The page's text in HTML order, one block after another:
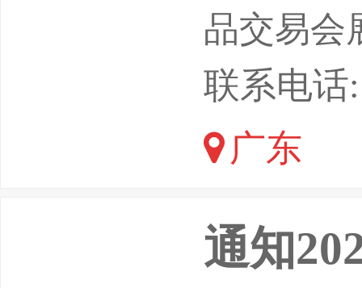
7年5月
琶洲展馆
铸造网
展咨询：
品交易会
联系电话:
广东
通知